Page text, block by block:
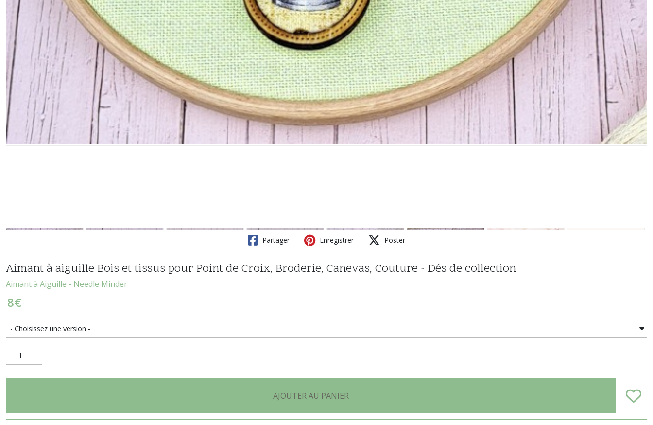
Partager Enregistrer Poster
Aimant à aiguille Bois et tissus pour Point de Croix, Broderie, Canevas, Couture - Dés de collection
Aimant à Aiguille - Needle Minder
8€
AJOUTER AU PANIER